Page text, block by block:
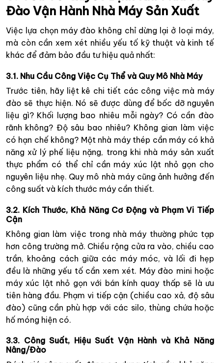
Đào Vận Hành Nhà Máy Sản Xuất
Việc lựa chọn máy đào không chỉ dừng lại ở loại máy,
mà còn cần xem xét nhiều yếu tố kỹ thuật và kinh tế
khác để đảm bảo đầu tư hiệu quả nhất:
3.1. Nhu Cầu Công Việc Cụ Thể và Quy Mô Nhà Máy
Trước tiên, hãy liệt kê chi tiết các công việc mà máy
đào sẽ thực hiện. Nó sẽ được dùng để bốc dỡ nguyên
liệu gì? Khối lượng bao nhiêu mỗi ngày? Có cần đào
rãnh không? Độ sâu bao nhiêu? Không gian làm việc
có hạn chế không? Một nhà máy thép cần máy có khả
năng xử lý phế liệu nặng, trong khi nhà máy sản xuất
thực phẩm có thể chỉ cần máy xúc lật nhỏ gọn cho
nguyên liệu nhẹ. Quy mô nhà máy cũng ảnh hưởng đến
công suất và kích thước máy cần thiết.
3.2. Kích Thước, Khả Năng Cơ Động và Phạm Vi Tiếp
Cận
Không gian làm việc trong nhà máy thường phức tạp
hơn công trường mở. Chiều rộng cửa ra vào, chiều cao
trần, khoảng cách giữa các máy móc, và lối đi hẹp
đều là những yếu tố cần xem xét. Máy đào mini hoặc
máy xúc lật nhỏ gọn với bán kính quay thấp sẽ là ưu
tiên hàng đầu. Phạm vi tiếp cận (chiều cao xả, độ sâu
đào) cũng cần phù hợp với các silo, thùng chứa hoặc
hố móng hiện có.
3.3. Công Suất, Hiệu Suất Vận Hành và Khả Năng
Nâng/Đào